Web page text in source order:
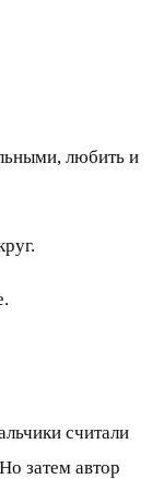
любить и
считали
затем автор